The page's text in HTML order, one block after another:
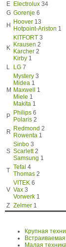
E Electrolux 34
G Gorenje 6
H
Hoover 13
Hotpoint-Ariston 1
K
KITFORT 3
Krausen 2
Karcher 2
Kirby 1
L
LG 7
M
Mystery 3
Midea 1
Maxwell
1
Miele 1
Makita 1
P Philips 6
Polaris 2
R Redmond 2
Rowenta 1
S
Sinbo 3
Scarlett2
Samsung 1
T Tefal 4
Thomas 2
V
VITEK 6
Vax 3
Vorwerk 1
Z Zelmer 1
Крупная
Малая